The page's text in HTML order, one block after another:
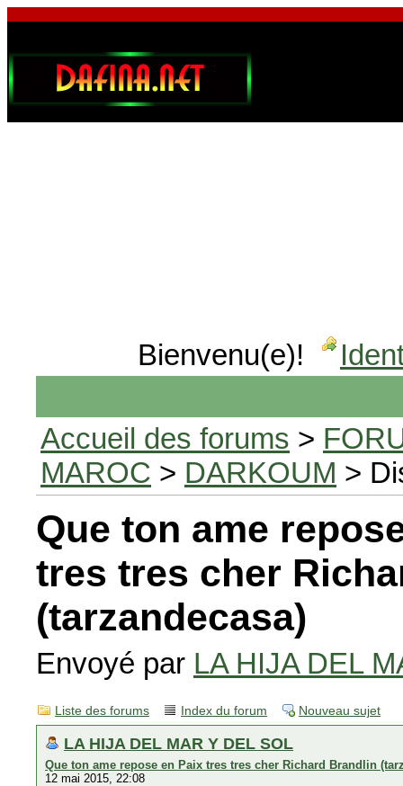
Bienvenu(e)!
Accueil des forums >
MAROC > DARKOUM >
Que ton ame
tres tres cher
(tarzandecasa)
Envoyé par LA HIJA DEL
Liste des forums Index du forum Nouveau sujet
LA HIJA DEL MAR Y DEL SOL
Que ton ame repose en Paix tres tres cher Richard Brandlin
12 mai 2015, 22:08